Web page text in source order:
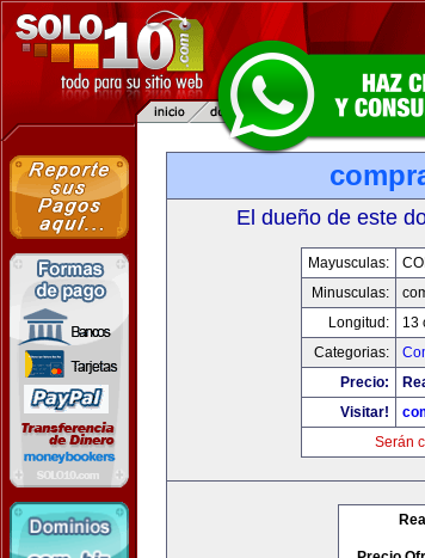
El dueño de este
Mayusculas:
Minusculas:
Longitud:
13
Categorias:
Precio:
Visitar!
Serán